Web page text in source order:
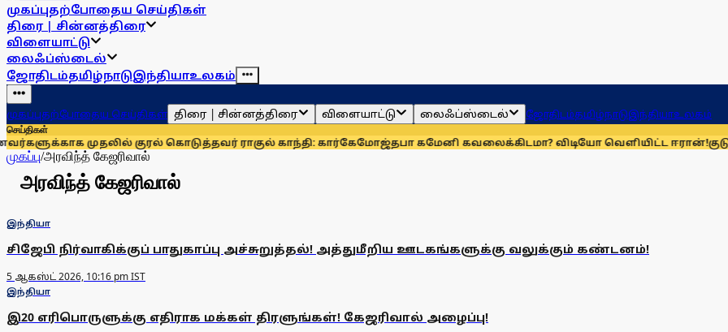
முகப்புதற்போதைய செய்திகள்
திரை | சின்னத்திரை
விளையாட்டு
லைஃப்ஸ்டைல்
ஜோதிடம்தமிழ்நாடுஇந்தியாஉலகம்
முகப்புதற்போதைய செய்திகள் திரை | சின்னத்திரை விளையாட்டு லைஃப்ஸ்டைல் ஜோதிடம்தமிழ்நாடுஇந்தியாஉலகம்
செய்திகள்
முதலில் குரல் கொடுத்தவர் ராகுல் காந்தி: கார்கேமோஜ்தபா கமேனி கவலைக்கிடமா? விடியோ வெளியிட்ட ஈரான்!
முகப்பு/அரவிந்த் கேஜரிவால்
அரவிந்த் கேஜரிவால்
இந்தியா
சிஜேபி நிர்வாகிக்குப் பாதுகாப்பு அச்சுறுத்தல்! அத்துமீறிய ஊடகங்களுக்கு வலுக்கும் கண்டனம்!
5 ஆகஸ்ட் 2026, 10:16 pm IST
இந்தியா
இ20 எரிபொருளுக்கு எதிராக மக்கள் திரளுங்கள்! கேஜரிவால் அழைப்பு!